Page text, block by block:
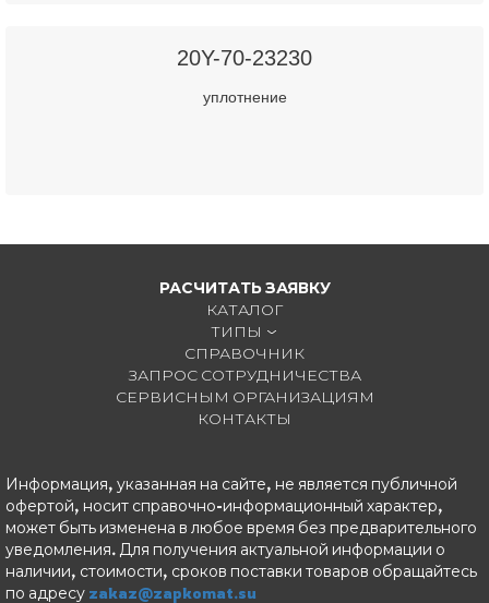
20Y-70-23230
уплотнение
РАСЧИТАТЬ ЗАЯВКУ
КАТАЛОГ
ТИПЫ
СПРАВОЧНИК
ЗАПРОС СОТРУДНИЧЕСТВА
СЕРВИСНЫМ ОРГАНИЗАЦИЯМ
КОНТАКТЫ
Информация, указанная на сайте, не является публичной
офертой, носит справочно-информационный характер,
может быть изменена в любое время без предварительного
уведомления. Для получения актуальной информации о
наличии, стоимости, сроков поставки товаров обращайтесь
по адресу zakaz@zapkomat.su